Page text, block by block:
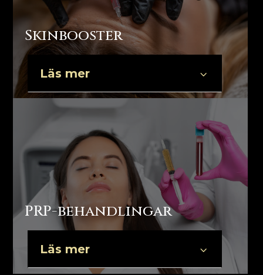
Skinbooster
Läs mer 3
PRP-behandlingar
Läs mer 3